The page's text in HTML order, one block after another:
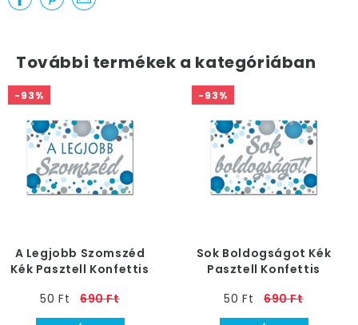
További termékek a kategóriában
-93%
A Legjobb Szomszéd
Kék Pasztell Konfettis
50 Ft
690 Ft
-93%
Sok Boldogságot Kék
Pasztell Konfettis
50 Ft
690 Ft